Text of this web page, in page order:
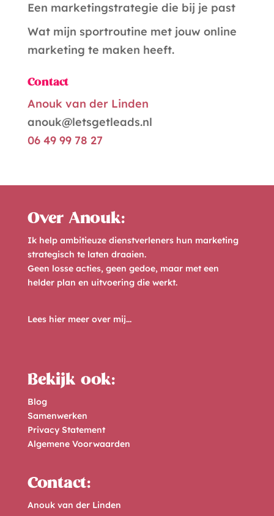
Een marketingstrategie die bij je past
Wat mijn sportroutine met jouw online
marketing te maken heeft.
Contact
Anouk van der Linden
anouk@letsgetleads.nl
06 49 99 78 27
Over Anouk:
Ik help ambitieuze dienstverleners hun marketing
strategisch te laten draaien.
Geen losse acties, geen gedoe, maar met een
helder plan en uitvoering die werkt.
Lees hier meer over mij...
Bekijk ook:
Blog
Samenwerken
Privacy Statement
Algemene Voorwaarden
Contact:
Anouk van der Linden